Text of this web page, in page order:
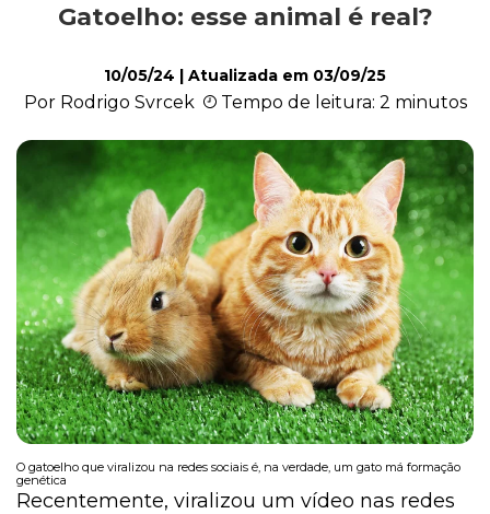
Exóticos e Silvestres
Mamíferos
Répteis
Roedores
Gatoelho: esse animal é real?
10/05/24 | Atualizada em 03/09/25
Por Rodrigo Svrcek Tempo de leitura: 2 minutos
O gatoelho que viralizou na redes sociais é, na verdade, um gato má formação
genética
Recentemente, viralizou um vídeo nas redes